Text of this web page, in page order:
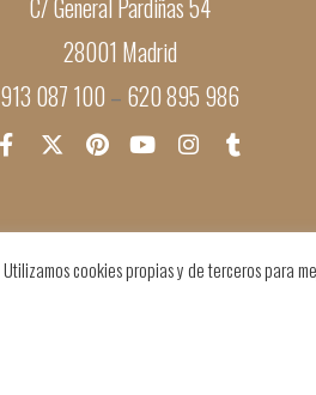
C/ General Pardiñas 54
28001 Madrid
913 087 100 – 620 895 986
Utilizamos cookies propias y de terceros para